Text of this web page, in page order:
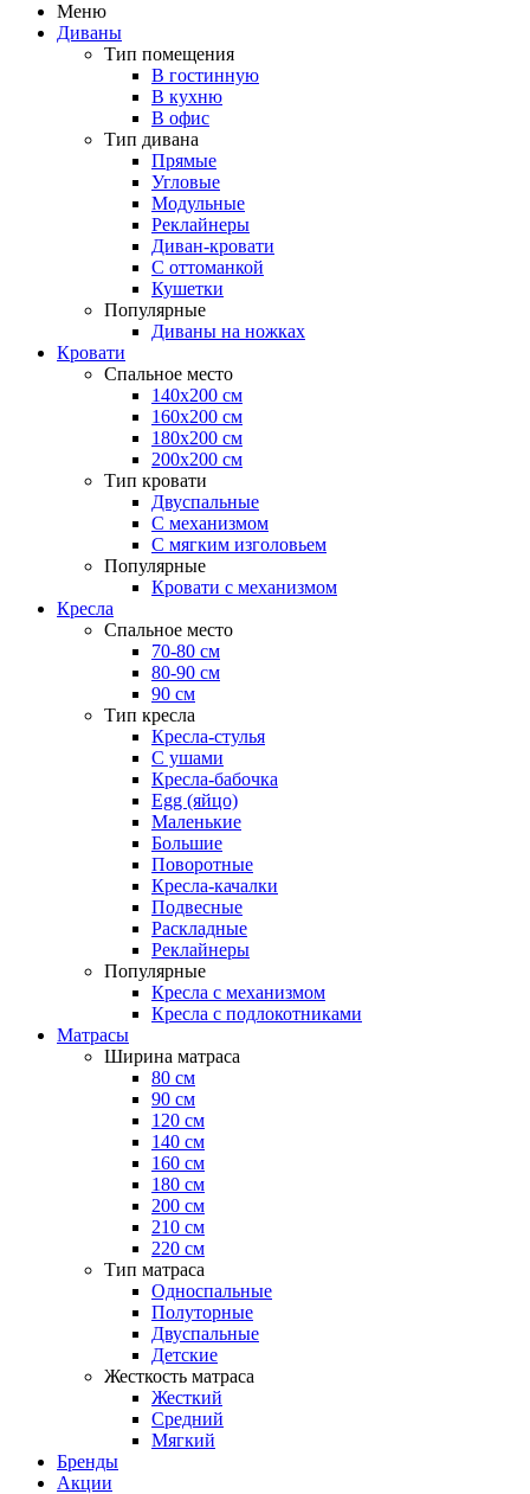
Меню
Диваны
Тип помещения
В гостинную
В кухню
В офис
Тип дивана
Прямые
Угловые
Модульные
Реклайнеры
Диван-кровати
С оттоманкой
Кушетки
Популярные
Диваны на ножках
Кровати
Спальное место
140х200 см
160х200 см
180х200 см
200х200 см
Тип кровати
Двуспальные
С механизмом
С мягким изголовьем
Популярные
Кровати с механизмом
Кресла
Спальное место
70-80 см
80-90 см
90 см
Тип кресла
Кресла-стулья
С ушами
Кресла-бабочка
Egg (яйцо)
Маленькие
Большие
Поворотные
Кресла-качалки
Подвесные
Раскладные
Реклайнеры
Популярные
Кресла с механизмом
Кресла с подлокотниками
Матрасы
Ширина матраса
80 см
90 см
120 см
140 см
160 см
180 см
200 см
210 см
220 см
Тип матраса
Односпальные
Полуторные
Двуспальные
Детские
Жесткость матраса
Жесткий
Средний
Мягкий
Бренды
Акции